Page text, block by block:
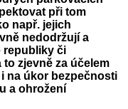
při tom
např. jejich
nedodržují a
republiky či
zjevně za účelem
na úkor bezpečnosti
a ohrožení